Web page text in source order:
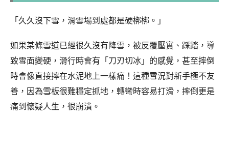
「久久沒下雪，滑雪場到處都是硬梆梆。」
如果某條雪道已經很久沒有降雪，被反覆壓實、踩踏，導
致雪面變硬，滑行時會有「刀刃切冰」的感覺，甚至摔倒
時會像直接摔在水泥地上一樣痛！這種雪況對新手極不友
善，因為雪板很難穩定抓地，轉彎時容易打滑，摔倒更是
痛到懷疑人生，很崩潰。